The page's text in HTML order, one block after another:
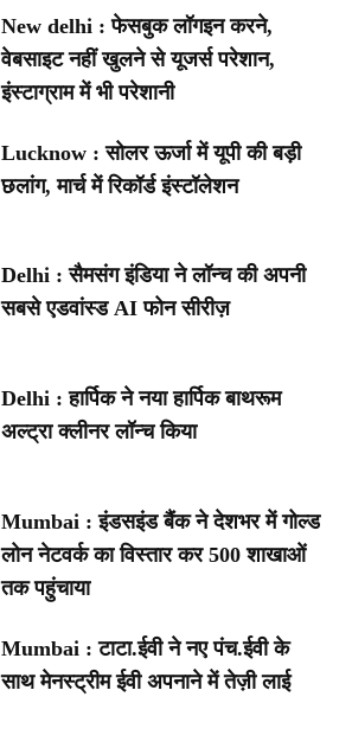
New delhi : फेसबुक लॉगइन करने,
वेबसाइट नहीं खुलने से यूजर्स परेशान,
इंस्टाग्राम में भी परेशानी
Lucknow : सोलर ऊर्जा में यूपी की बड़ी
छलांग, मार्च में रिकॉर्ड इंस्टॉलेशन
Delhi : सैमसंग इंडिया ने लॉन्च की अपनी
सबसे एडवांस्ड AI फोन सीरीज़
Delhi : हार्पिक ने नया हार्पिक बाथरूम
अल्ट्रा क्लीनर लॉन्च किया
Mumbai : इंडसइंड बैंक ने देशभर में गोल्ड
लोन नेटवर्क का विस्तार कर 500 शाखाओं
तक पहुंचाया
Mumbai : टाटा.ईवी ने नए पंच.ईवी के
साथ मेनस्ट्रीम ईवी अपनाने में तेज़ी लाई